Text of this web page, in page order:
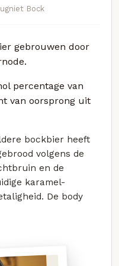
Bock
gebrouwen door
percentage van
van oorsprong uit
bockbier heeft
volgens de
en de
karamel-
De body